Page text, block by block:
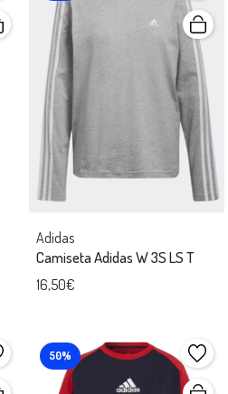
Adidas
Camiseta Adidas W 3S LS T
16,50€
50%